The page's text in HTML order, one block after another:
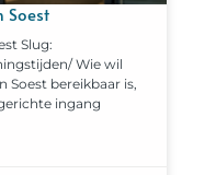
Soest
Slug:
Wie wil
Soest bereikbaar is,
ingang